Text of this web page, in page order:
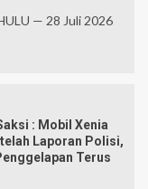
— 28 Juli 2026
: Mobil Xenia
Laporan Polisi,
Terus